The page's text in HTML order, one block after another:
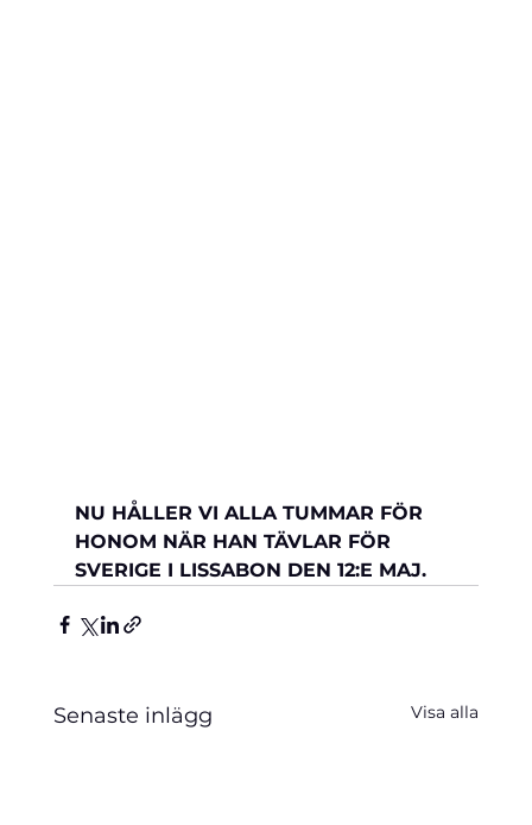
NU HÅLLER VI ALLA TUMMAR FÖR
HONOM NÄR HAN TÄVLAR FÖR
SVERIGE I LISSABON DEN 12:E MAJ.
Senaste inlägg Visa alla